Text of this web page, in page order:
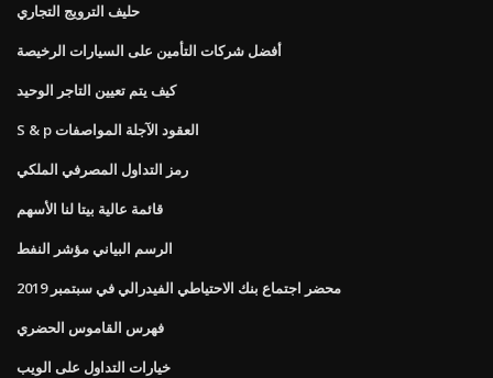
حليف الترويج التجاري
أفضل شركات التأمين على السيارات الرخيصة
كيف يتم تعيين التاجر الوحيد
S & p العقود الآجلة المواصفات
رمز التداول المصرفي الملكي
قائمة عالية بيتا لنا الأسهم
الرسم البياني مؤشر النفط
محضر اجتماع بنك الاحتياطي الفيدرالي في سبتمبر 2019
فهرس القاموس الحضري
خيارات التداول على الويب